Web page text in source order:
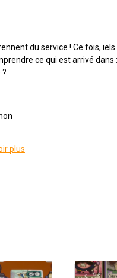
du service ! Ce fois,
ce qui est arrivé dans
plus